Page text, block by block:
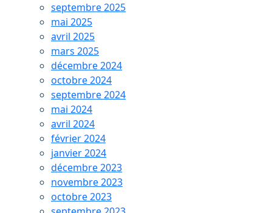
septembre 2025
mai 2025
avril 2025
mars 2025
décembre 2024
octobre 2024
septembre 2024
mai 2024
avril 2024
février 2024
janvier 2024
décembre 2023
novembre 2023
octobre 2023